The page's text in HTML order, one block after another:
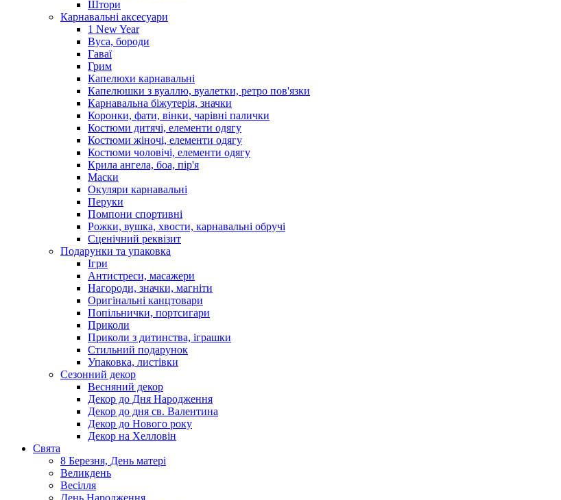
Штори
Карнавальні аксесуари
1 New Year
Вуса, бороди
Гаваї
Грим
Капелюхи карнавальні
Капелюшки з вуаллю, вуалетки, ретро пов'язки
Карнавальна біжутерія, значки
Коронки, фати, вінки, чарівні палички
Костюми дитячі, елементи одягу
Костюми жіночі, елементи одягу
Костюми чоловічі, елементи одягу
Крила ангела, боа, пір'я
Маски
Окуляри карнавальні
Перуки
Помпони спортивні
Рожки, вушка, хвости, карнавальні обручі
Сценічний реквізит
Подарунки та упаковка
Ігри
Антистреси, масажери
Нагороди, значки, магніти
Оригінальні канцтовари
Попільнички, портсигари
Приколи
Приколи з дитинства, іграшки
Стильний подарунок
Упаковка, листівки
Сезонний декор
Весняний декор
Декор до Дня Народження
Декор до дня св. Валентина
Декор до Нового року
Декор на Хелловін
Свята
8 Березня, День матері
Великдень
Весілля
День Народження